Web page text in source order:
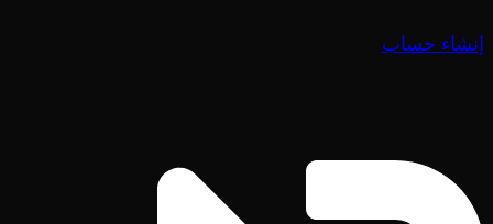
إنشاء حساب